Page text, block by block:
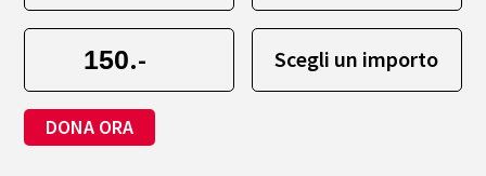
.- Scegli un importo
DONA ORA